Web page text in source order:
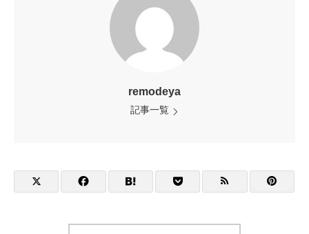
remodeya
記事一覧